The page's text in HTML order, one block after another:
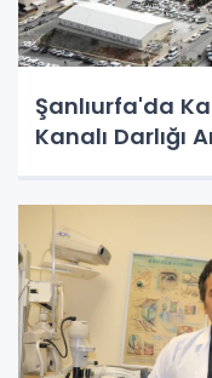
Şanlıurfa'da
Kanalı Darlığı